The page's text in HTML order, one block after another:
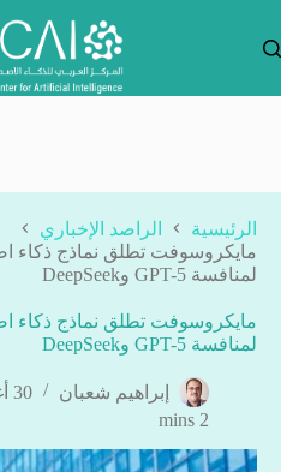
المحتوى
الرئيسية
الراصد الإخباري
مايكروسوفت تطلق نماذج ذكاء
لمنافسة GPT-5 وDeepSeek
مايكروسوفت تطلق نماذج ذكاء
لمنافسة GPT-5 وDeepSeek
إبراهيم شعبان
30 أغسطس, 2025
2 mins